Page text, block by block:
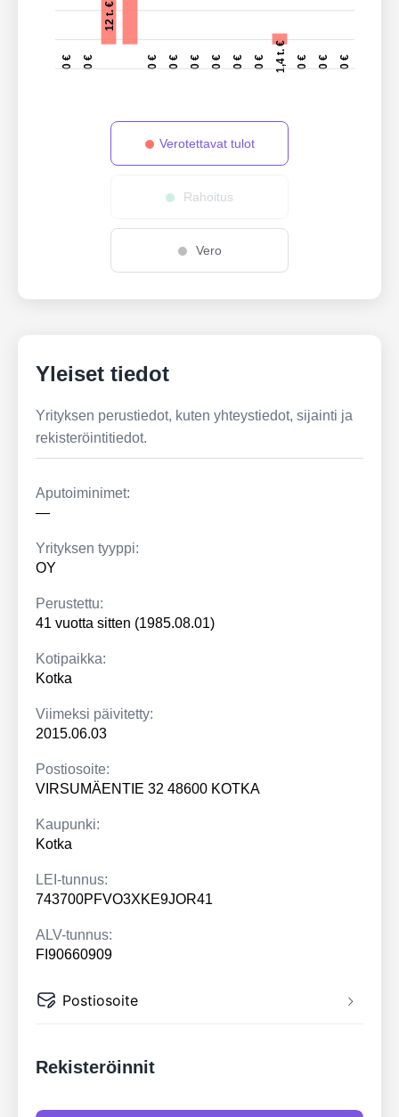
0 € 0 €
12 t. €
0 € 0 € 0 € 0 € 0 € 0 € 1,4 t. € 0 € 0 € 0 €
Verotettavat tulot
Rahoitus
Vero
Yleiset tiedot
Yrityksen perustiedot, kuten yhteystiedot, sijainti ja
rekisteröintitiedot.
Aputoiminimet:
—
Yrityksen tyyppi:
OY
Perustettu:
41 vuotta sitten (1985.08.01)
Kotipaikka:
Kotka
Viimeksi päivitetty:
2015.06.03
Postiosoite:
VIRSUMÄENTIE 32 48600 KOTKA
Kaupunki:
Kotka
LEI-tunnus:
743700PFVO3XKE9JOR41
ALV-tunnus:
FI90660909
Postiosoite
Rekisteröinnit